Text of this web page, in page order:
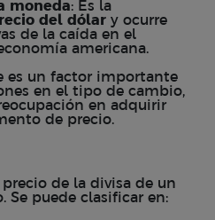
moneda: Es la
del dólar y ocurre
de la caída en el
americana.
es un factor importante
en el tipo de cambio,
en adquirir
de precio.
precio de la divisa de un
Se puede clasificar en: